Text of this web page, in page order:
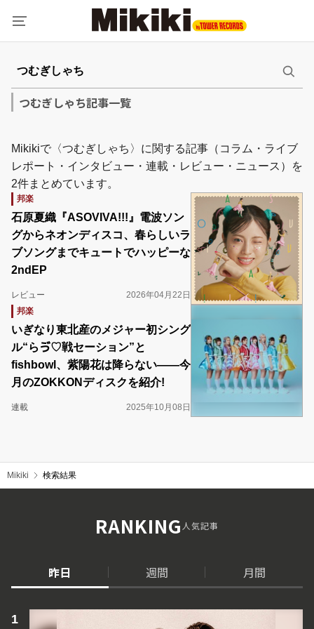
つむぎしゃち記事一覧
Mikikiで〈つむぎしゃち〉に関する記事（コラム・ライブ
レポート・インタビュー・連載・レビュー・ニュース）を
2件まとめています。
邦楽
石原夏織『ASOVIVA!!!』電波ソン
グからネオンディスコ、春らしいラ
ブソングまでキュートでハッピーな
2ndEP
レビュー
2026年04月22日
邦楽
いぎなり東北産のメジャー初シング
ル“らゔ♡戦セーション”と
fishbowl、紫陽花は降らない――今
月のZOKKONディスクを紹介!
連載 2025年10月08日
Mikiki 検索結果
RANKING人気記事
昨日 週間 月間